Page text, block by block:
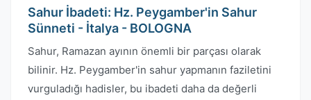
Sahur İbadeti: Hz. Peygamber'in Sahur
Sünneti - İtalya - BOLOGNA
Sahur, Ramazan ayının önemli bir parçası olarak
bilinir. Hz. Peygamber'in sahur yapmanın faziletini
vurguladığı hadisler, bu ibadeti daha da değerli